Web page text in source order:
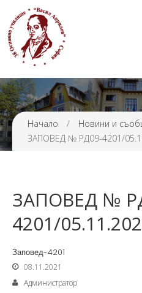
Начало / Новини и
ЗАПОВЕД № РД09-4201/
ЗАПОВЕД №
4201/
Заповед-4201
08.11.2021
Администратор